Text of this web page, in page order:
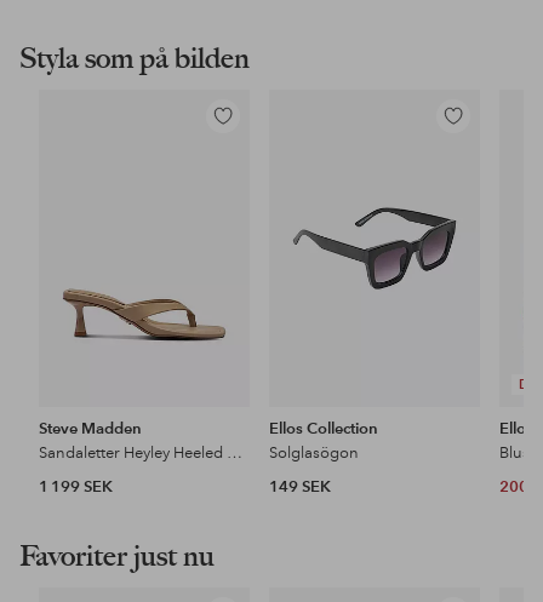
Styla som på bilden
Lägg
Steve Madden
Sandaletter Heyley Heeled Sandals
1 199 SEK
Lägg
Ellos Collection
Solglasögon
149 SEK
Ellos
Blus i
200
Favoriter just nu